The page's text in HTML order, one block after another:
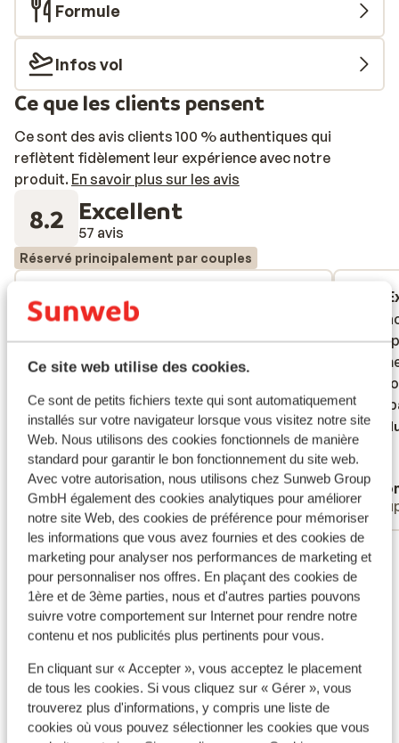
Ce site web utilise des cookies.
Ce sont de petits fichiers texte qui sont automatiquement
installés sur votre navigateur lorsque vous visitez notre site
Web. Nous utilisons des cookies fonctionnels de manière
standard pour garantir le bon fonctionnement du site web.
Avec votre autorisation, nous utilisons chez Sunweb Group
GmbH également des cookies analytiques pour améliorer
notre site Web, des cookies de préférence pour mémoriser
les informations que vous avez fournies et des cookies de
marketing pour analyser nos performances de marketing et
pour personnaliser nos offres. En plaçant des cookies de
1ère et de 3ème parties, nous et d'autres parties pouvons
suivre votre comportement sur Internet pour rendre notre
contenu et nos publicités plus pertinents pour vous.
En cliquant sur « Accepter », vous acceptez le placement
de tous les cookies. Si vous cliquez sur « Gérer », vous
trouverez plus d'informations, y compris une liste de
cookies où vous pouvez sélectionner les cookies que vous
Formule
Infos vol
Ce que les clients pensent
Ce sont des avis clients 100 % authentiques qui
reflètent fidèlement leur expérience avec notre
produit. En savoir plus sur les avis
8.2 Excellent
57 avis
Réservé principalement par couples
Excellent
Een fantastisch hotel. Fijne bedden, groot
zwembad, goed eten en vriendelijk
personeel. Ligging is ook fantastisch. Ik
het iets minder. Weinig eten in het buffet
speciaal voor kinderen en überhaupt geen
faciliteiten voor kids. Het hotel is niet
nadrukkelijk op kinderen gericht wat niet
erg is maar dat is een rede voor mij om niet
nog een keer te boeken als ik met mijn
dochter op vakantie ga.
Een fantastisch hotel. Fijne bedden, groot
zwembad, goed eten en vriendelijk
personeel. Ligging is ook fantastisch. Ik
het iets minder. Weinig eten in het buffet
speciaal voor kinderen en überhaupt geen
faciliteiten...plus
Traduire en français (FR)
Anonyme
Parents solos
Mooi
eten
nodig
Mooi
eten
nodig
Voir tous les 57 avis
Emplacement
Afficher sur la carte